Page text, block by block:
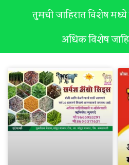
तुमची जाहिरात विशेष
अधिक विशेष